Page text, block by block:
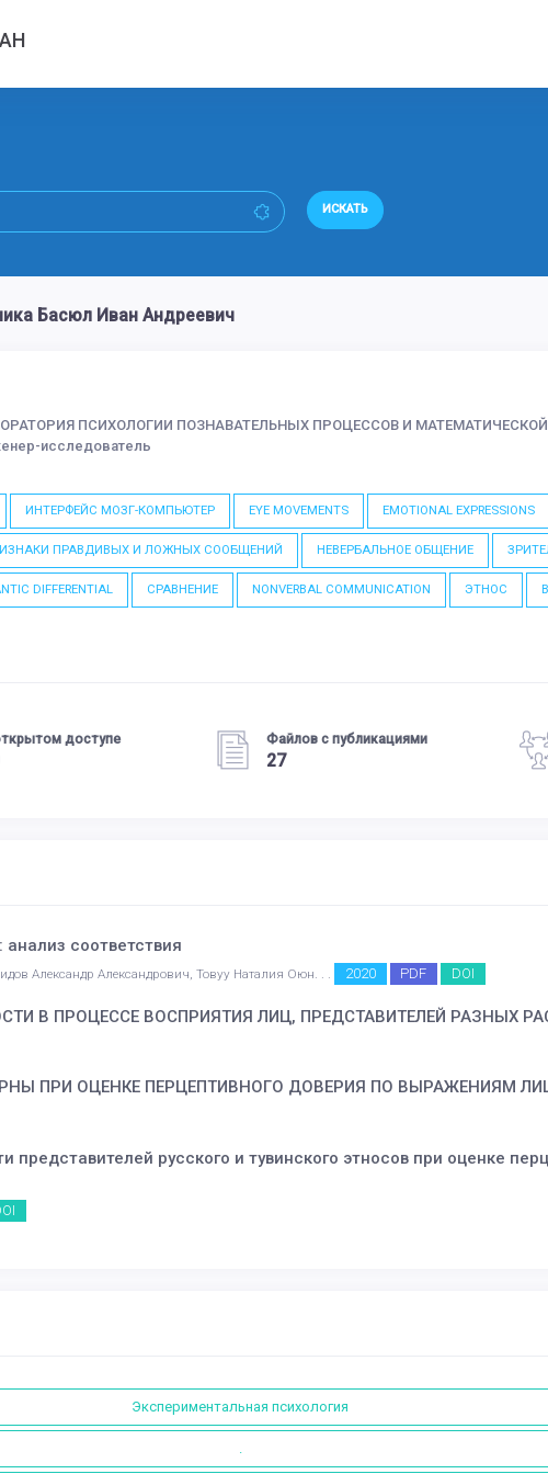
ИСКАТЬ
Басюл Иван Андреевич
ПСИХОЛОГИИ ПОЗНАВАТЕЛЬНЫХ ПРОЦЕССОВ И
исследователь
ИНТЕРФЕЙС МОЗГ-КОМПЬЮТЕР EYE MOVEMENTS EMOTIONAL EXPRESSIONS
ПРАВДИВЫХ И ЛОЖНЫХ СООБЩЕНИЙ НЕВЕРБАЛЬНОЕ ОБЩЕНИЕ
DIFFERENTIAL СРАВНЕНИЕ NONVERBAL COMMUNICATION ЭТНОС
доступе Файлов с публикациями
27
соответствия
Александр Александрович, Товуу Наталия Оюн. . . 2020 PDF DOI
В ПРОЦЕССЕ ВОСПРИЯТИЯ ЛИЦ, ПРЕДСТАВИТЕЛЕЙ РАЗНЫХ
ПРИ ОЦЕНКЕ ПЕРЦЕПТИВНОГО ДОВЕРИЯ ПО ВЫРАЖЕНИЯМ
представителей русского и тувинского этносов при оценке
Экспериментальная психология
.